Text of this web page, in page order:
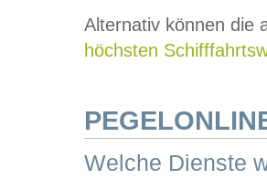
Alternativ können die
höchsten
Welche Dienste